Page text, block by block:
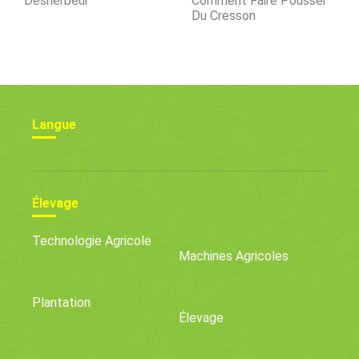
Du Cresson
Langue
Élevage
Technologie Agricole
Machines Agricoles
Plantation
Élevage